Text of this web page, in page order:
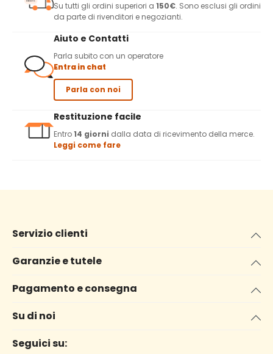
Su tutti gli ordini superiori a 150€. Sono esclusi gli ordini
da parte di rivenditori e negozianti.
Aiuto e Contatti
Parla subito con un operatore
Entra in chat
Parla con noi
Restituzione facile
Entro14 giorni dalla data di ricevimento della merce.
Leggi come fare
Servizio clienti
Garanzie e tutele
Pagamento e consegna
Su di noi
Seguici su: